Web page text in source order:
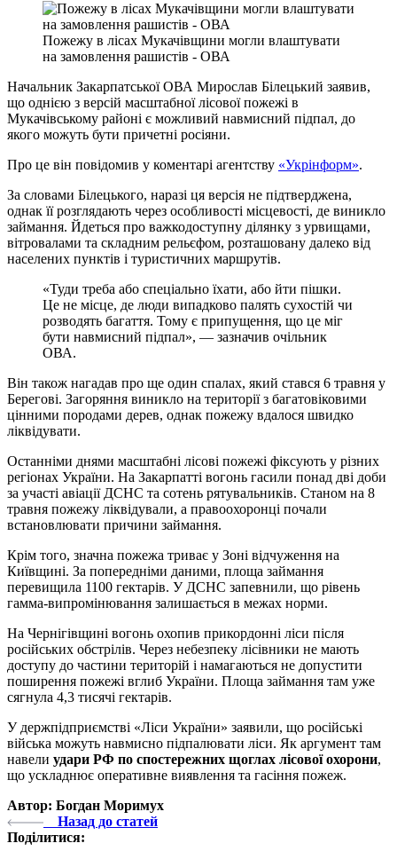
Пожежу в лісах Мукачівщини могли влаштувати
на замовлення рашистів - ОВА
Начальник Закарпатської ОВА Мирослав Білецький заявив,
що однією з версій масштабної лісової пожежі в
Мукачівському районі є можливий навмисний підпал, до
якого можуть бути причетні росіяни.
Про це він повідомив у коментарі агентству «Укрінформ».
За словами Білецького, наразі ця версія не підтверджена,
однак її розглядають через особливості місцевості, де виникло
займання. Йдеться про важкодоступну ділянку з урвищами,
вітровалами та складним рельєфом, розташовану далеко від
населених пунктів і туристичних маршрутів.
«Туди треба або спеціально їхати, або йти пішки.
Це не місце, де люди випадково палять сухостій чи
розводять багаття. Тому є припущення, що це міг
бути навмисний підпал», — зазначив очільник
ОВА.
Він також нагадав про ще один спалах, який стався 6 травня у
Берегові. Загоряння виникло на території з багатовіковими
цінними породами дерев, однак пожежу вдалося швидко
ліквідувати.
Останніми днями масштабні лісові пожежі фіксують у різних
регіонах України. На Закарпатті вогонь гасили понад дві доби
за участі авіації ДСНС та сотень рятувальників. Станом на 8
травня пожежу ліквідували, а правоохоронці почали
встановлювати причини займання.
Крім того, значна пожежа триває у Зоні відчуження на
Київщині. За попередніми даними, площа займання
перевищила 1100 гектарів. У ДСНС запевнили, що рівень
гамма-випромінювання залишається в межах норми.
На Чернігівщині вогонь охопив прикордонні ліси після
російських обстрілів. Через небезпеку лісівники не мають
доступу до частини територій і намагаються не допустити
поширення пожежі вглиб України. Площа займання там уже
сягнула 4,3 тисячі гектарів.
У держпідприємстві «Ліси України» заявили, що російські
війська можуть навмисно підпалювати ліси. Як аргумент там
навели удари РФ по спостережних щоглах лісової охорони,
що ускладнює оперативне виявлення та гасіння пожеж.
Автор: Богдан Моримух
Назад до статей
Поділитися: